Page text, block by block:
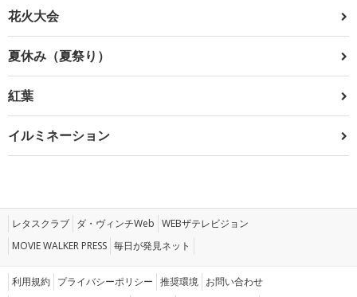
花火大会
夏休み（夏祭り）
紅葉
イルミネーション
レタスクラブ ダ・ヴィンチWeb WEBザテレビジョン
MOVIE WALKER PRESS 毎日が発見ネット
利用規約 プライバシーポリシー 推奨環境 お問い合わせ